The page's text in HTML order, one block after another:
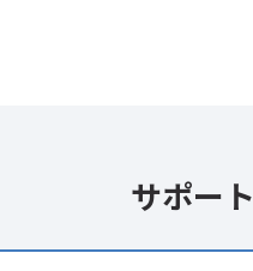
サポート